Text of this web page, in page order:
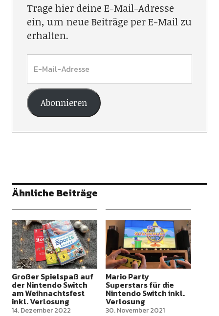
Trage hier deine E-Mail-Adresse
ein, um neue Beiträge per E-Mail zu
erhalten.
Abonnieren
Ähnliche Beiträge
Großer Spielspaß auf
der Nintendo Switch
am Weihnachtsfest
inkl. Verlosung
14. Dezember 2022
Mario Party
Superstars für die
Nintendo Switch inkl.
Verlosung
30. November 2021